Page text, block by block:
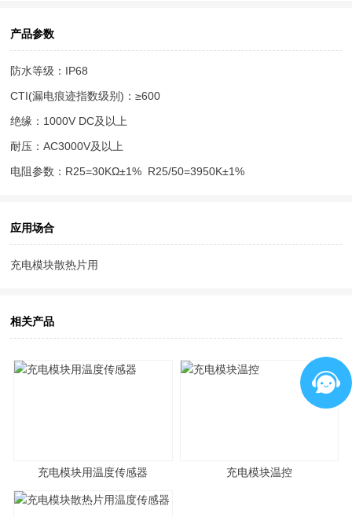
产品参数
防水等级：IP68
CTI(漏电痕迹指数级别)：≥600
绝缘：1000V DC及以上
耐压：AC3000V及以上
电阻参数：R25=30KΩ±1% R25/50=3950K±1%
应用场合
充电模块散热片用
相关产品
充电模块用温度传感器 充电模块温控